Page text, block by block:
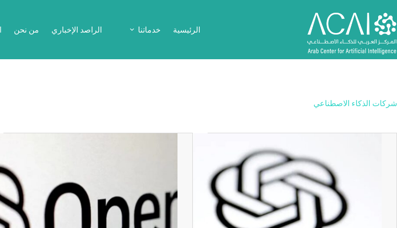
إلى
المحتوى
الرئيسية خدماتنا الراصد الإخباري من نحن
شركات الذكاء الاصطناعي